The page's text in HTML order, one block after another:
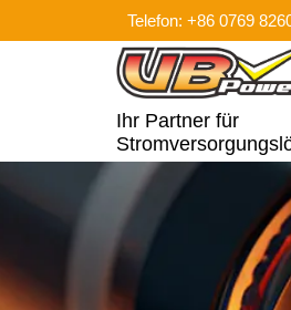
Telefon: +86 0769
Ihr Partner für